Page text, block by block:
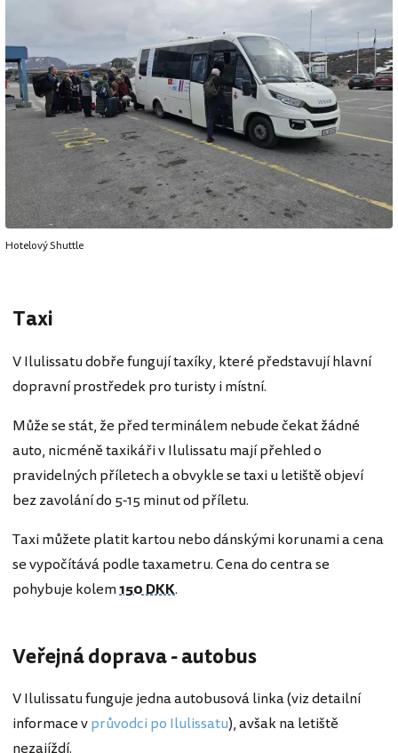
Hotelový Shuttle
Taxi
V Ilulissatu dobře fungují taxíky, které představují hlavní
dopravní prostředek pro turisty i místní.
Může se stát, že před terminálem nebude čekat žádné
auto, nicméně taxikáři v Ilulissatu mají přehled o
pravidelných příletech a obvykle se taxi u letiště objeví
bez zavolání do 5-15 minut od příletu.
Taxi můžete platit kartou nebo dánskými korunami a cena
se vypočítává podle taxametru. Cena do centra se
pohybuje kolem150 DKK.
Veřejná doprava - autobus
V Ilulissatu funguje jedna autobusová linka (viz detailní
informace vprůvodci po Ilulissatu), avšak na letiště
nezajíždí.